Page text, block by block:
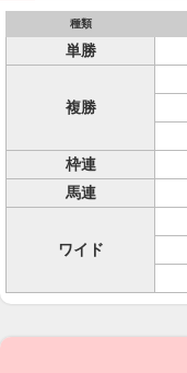
種類
単勝
複勝
枠連
馬連
ワイド